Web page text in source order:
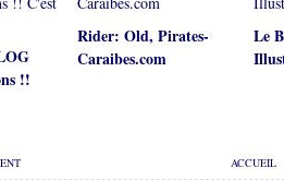
!!
Rider: Old, Pirates-
Caraibes.com
Le
ACCUEIL